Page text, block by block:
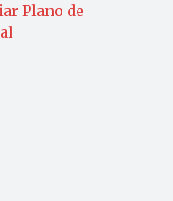
Plano de